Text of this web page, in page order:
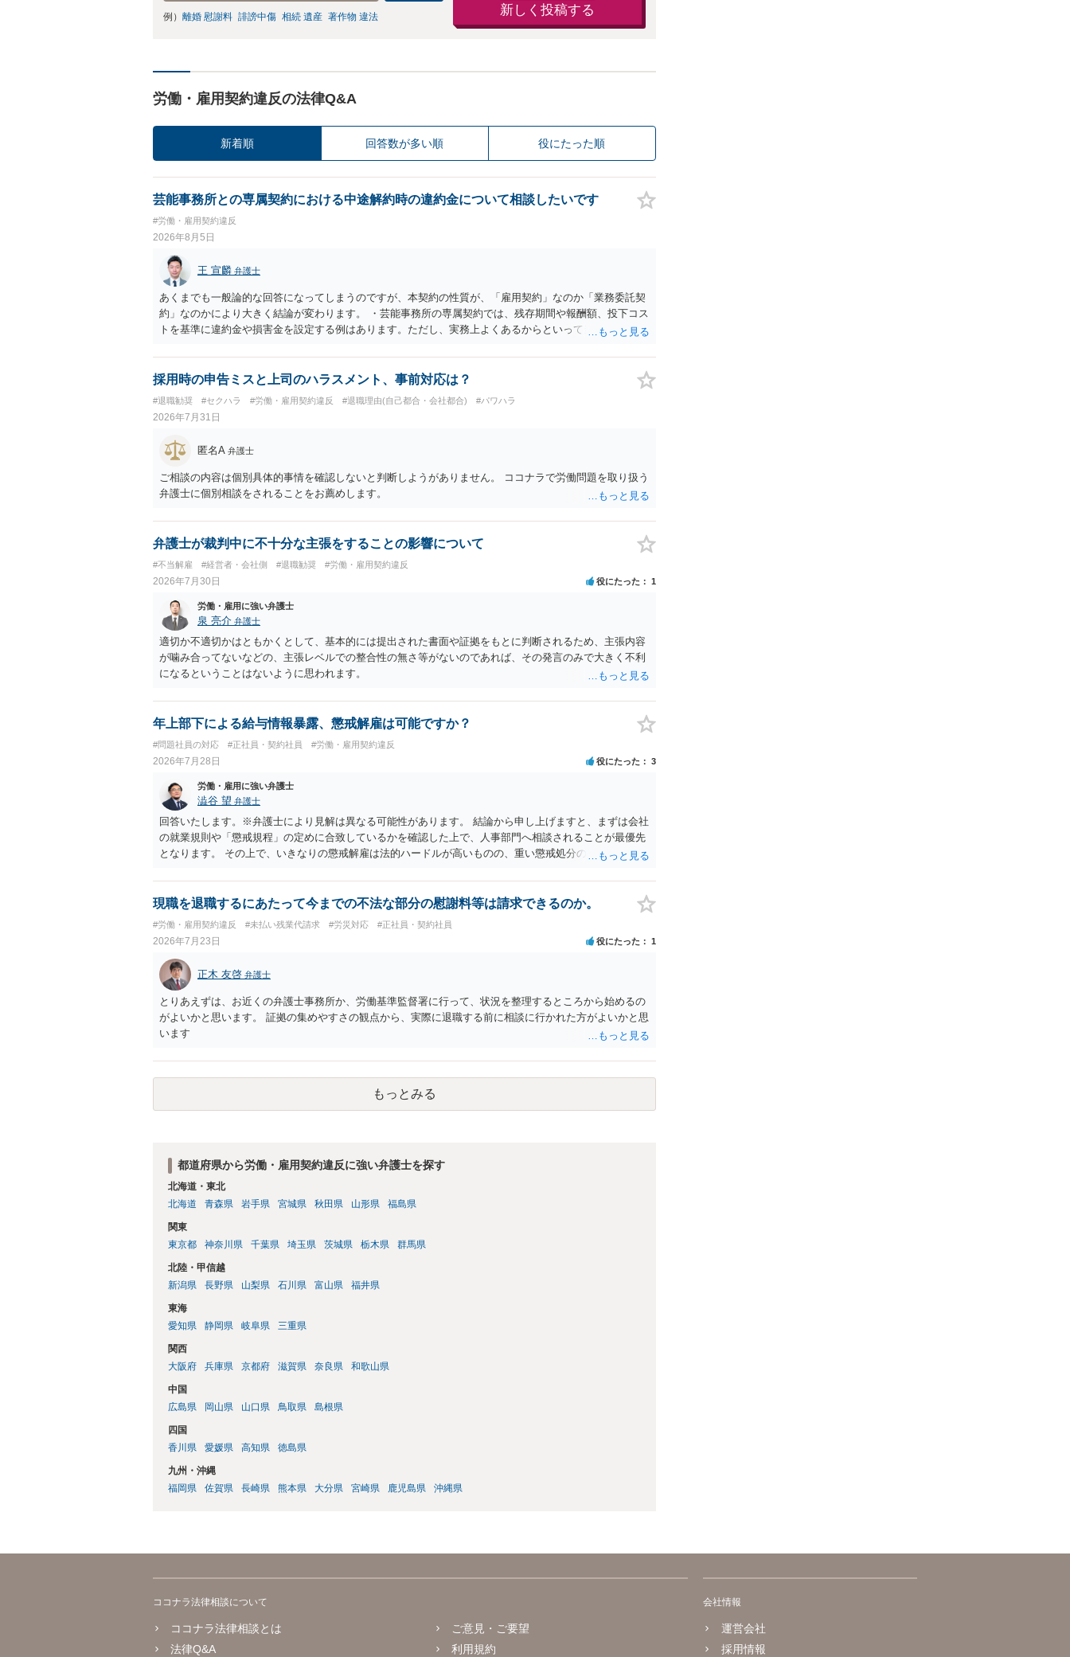
例） 離婚 慰謝料 誹謗中傷 相続 遺産 著作物 違法 新しく投稿する
労働・雇用契約違反の法律Q&A
新着順 回答数が多い順 役にたった順
芸能事務所との専属契約における中途解約時の違約金について相談したいです
#労働・雇用契約違反
2026年8月5日
王 宣麟 弁護士
あくまでも一般論的な回答になってしまうのですが、本契約の性質が、「雇用契約」なのか「業務委託契
約」なのかにより大きく結論が変わります。 ・芸能事務所の専属契約では、残存期間や報酬額、投下コス
トを基準に違約金や損害金を設定する例はあります。ただし、実務上よくあるからといって当然に適法と
になるわけではありません。契約が労働契約に近い実態なら労基法16条で無効となる余地があり、そうで
なくても、金額が事務所の損害と比べて過大なら無効や減額が争点になります。 ・契約前の修正交渉は一
ではなく「合理的な実費・未回収費用のみ」に限定する、などが典型です。 ・弁護士に契約前に契約書の
内容をレビューしてもらう価値は十分にあると思われます。 争点は、契約類型が雇用か業務委託か、実態
として労働者性があるか、解除事由が双方にどう定められているか、違約金の算定根拠が合理的か、とい
う複数論点に分かれます。契約前なら、交渉のパワーバランスの問題もありますが、修正余地があるう
え、後から争うよりコストを抑えやすいので、資料等を持参の上弁護士に確認されることをお勧めしま
す。 ・事務所側の解除でも、解除理由によってはタレント側に損害賠償が発生する建付けになっているこ
とはあります。ただし、事務所側が一方的に解除したのにタレントへ違約金を課す設計は、合理性や対価
性を欠くとして争いやすいです。逆に、タレント側の重大な契約違反がある場合は、実損害の範囲で請求
される可能性はあります。
採用時の申告ミスと上司のハラスメント、事前対応は？
#退職勧奨 #セクハラ #労働・雇用契約違反 #退職理由(自己都合・会社都合) #パワハラ
2026年7月31日
匿名A 弁護士
ご相談の内容は個別具体的事情を確認しないと判断しようがありません。 ココナラで労働問題を取り扱う
弁護士に個別相談をされることをお薦めします。
弁護士が裁判中に不十分な主張をすることの影響について
#不当解雇 #経営者・会社側 #退職勧奨 #労働・雇用契約違反
2026年7月30日 役にたった 1
労働・雇用に強い弁護士
泉 亮介 弁護士
適切か不適切かはともかくとして、基本的には提出された書面や証拠をもとに判断されるため、主張内容
が噛み合ってないなどの、主張レベルでの整合性の無さ等がないのであれば、その発言のみで大きく不利
になるということはないように思われます。
年上部下による給与情報暴露、懲戒解雇は可能ですか？
#問題社員の対応 #正社員・契約社員 #労働・雇用契約違反
2026年7月28日 役にたった 3
労働・雇用に強い弁護士
澁谷 望 弁護士
回答いたします。※弁護士により見解は異なる可能性があります。 結論から申し上げますと、まずは会社
の就業規則や「懲戒規程」の定めに合致しているかを確認した上で、人事部門へ相談されることが最優先
となります。 その上で、いきなりの懲戒解雇は法的ハードルが高いものの、重い懲戒処分の対象には十分
せ、誤認した他部署への適切なフォローや周知を求めるのが有効です。 あるいは、懲戒があったことを社
内で周知される手続があるのならば、それにより軽微ながら回復はできるかもしれません。 さらに個人と
（ただし、金額は多額にならない可能性があります。）。
現職を退職するにあたって今までの不法な部分の慰謝料等は請求できるのか。
#労働・雇用契約違反 #未払い残業代請求 #労災対応 #正社員・契約社員
2026年7月23日 役にたった 1
正木 友啓 弁護士
とりあえずは、お近くの弁護士事務所か、労働基準監督署に行って、状況を整理するところから始めるの
がよいかと思います。 証拠の集めやすさの観点から、実際に退職する前に相談に行かれた方がよいかと思
います
もっとみる
都道府県から労働・雇用契約違反に強い弁護士を探す
北海道・東北
北海道
青森県 岩手県 宮城県 秋田県 山形県 福島県
関東
東京都
神奈川県 千葉県 埼玉県 茨城県 栃木県 群馬県
北陸・甲信越
新潟県
長野県 山梨県 石川県 富山県 福井県
東海
愛知県
静岡県 岐阜県 三重県
関西
大阪府
兵庫県 京都府 滋賀県 奈良県 和歌山県
中国
広島県
岡山県 山口県 鳥取県 島根県
四国
香川県
愛媛県 高知県 徳島県
九州・沖縄
福岡県
佐賀県 長崎県 熊本県 大分県 宮崎県 鹿児島県 沖縄県
ココナラ法律相談について
ココナラ法律相談とは
法律Q&A
ご意見・ご要望
利用規約
会社情報
運営会社
採用情報